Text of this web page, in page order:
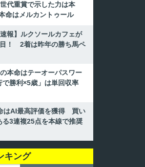
世代重賞で示した力は本
命はメルカントゥール
速報】ルクソールカフェが
！ 2着は昨年の勝ち馬ペ
の本命はテーオーパスワー
勝利×5歳」は単回収率
はAI最高評価を獲得 買い
る3連複25点を本線で推奨
キング